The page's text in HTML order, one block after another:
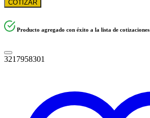
COTIZAR
Producto agregado con éxito a la lista de cotizaciones
3217958301